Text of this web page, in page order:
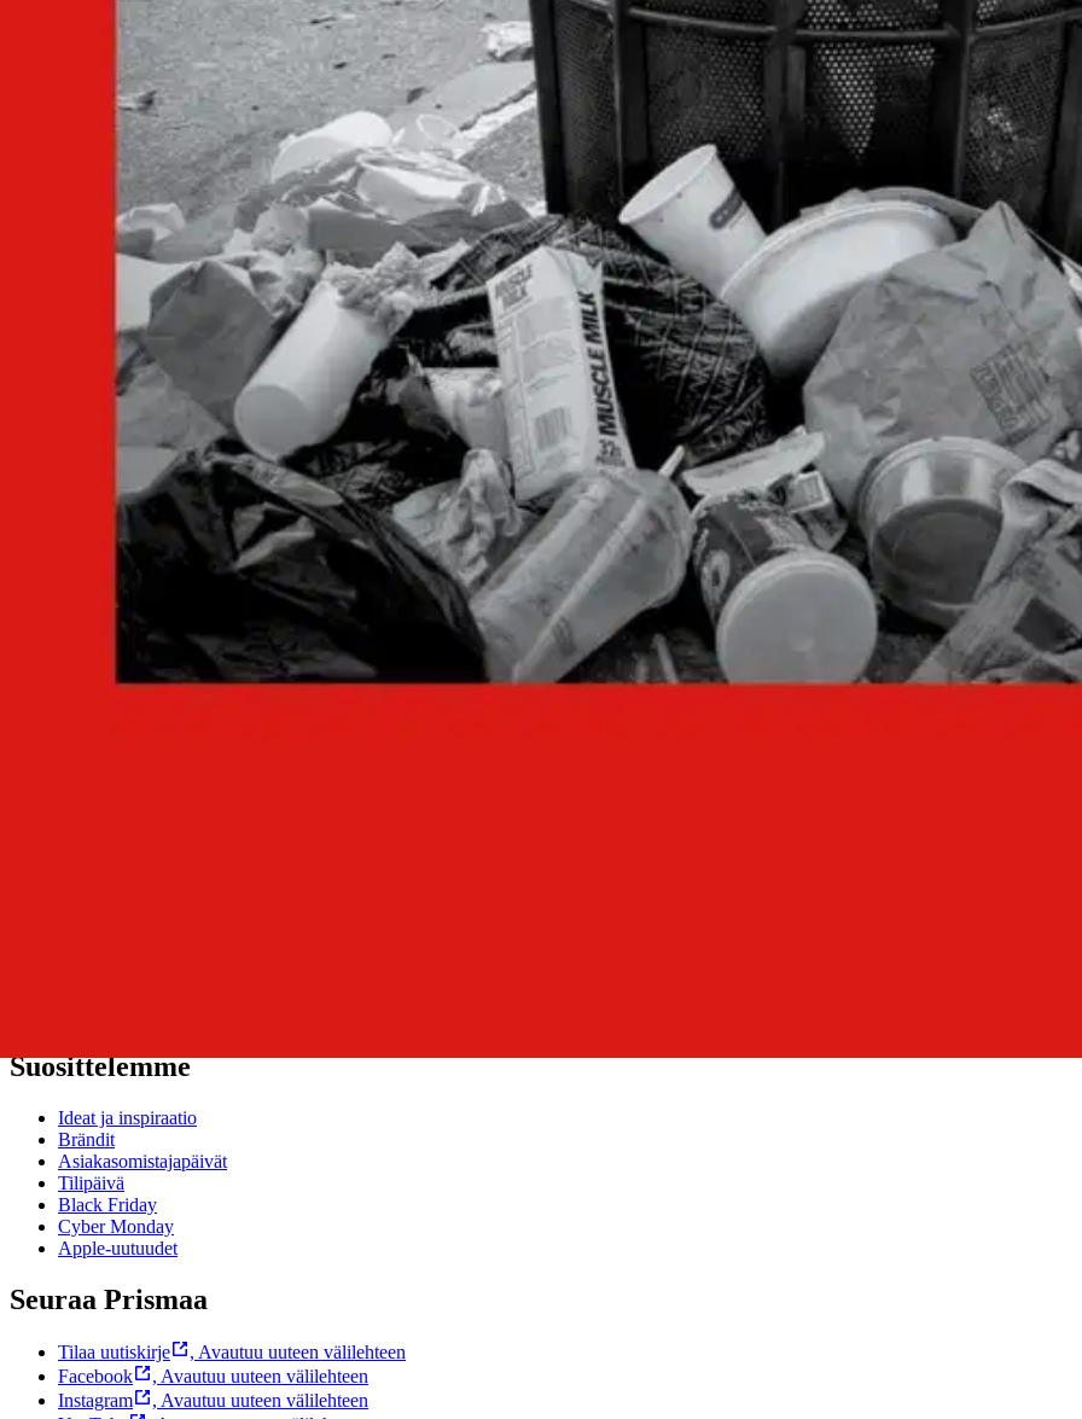
Oletko tyytyväinen tuotetietoihin?
Ovatko tuotetiedot riittävät? Jos tuotetiedoissa on puutteita tai niitä voisi muuten parantaa, anna palautetta.
Anna palautetta Avautuu uuteen välilehteen
Ilmainen palautus 30 päivää.*
Nouto myymälästä ilman toimituskuluja.
Asiakasomistajalle Bonusta jopa 5 %.*
Verkkokauppa
Ensitilaajan pikaopas
Myymälänouto
Palautukset
Takuu ja huolto
Maksutavat
Asennuspalvelut
Tilaus- ja toimitusehdot
Tietosuojakäytäntö
Suosittelemme
Ideat ja inspiraatio
Brändit
Asiakasomistajapäivät
Tilipäivä
Black Friday
Cyber Monday
Apple-uutuudet
Seuraa Prismaa
Tilaa uutiskirje , Avautuu uuteen välilehteen
Facebook
, Avautuu uuteen välilehteen
Instagram
, Avautuu uuteen välilehteen